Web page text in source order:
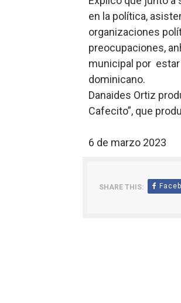
en la política,
organizaciones
preocupaciones,
municipal por estar
dominicano.
Danaides Ortiz
Cafecito”, que
6 de marzo 2023
SHARE THIS: